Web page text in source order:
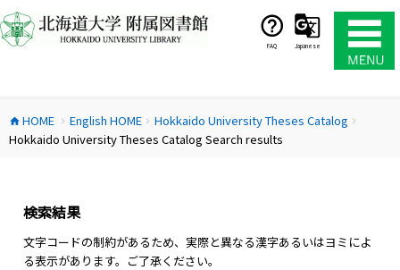
ン
テ
ス
キ
FAQ Japanese
home HOME chevron_right English HOMEchevron_right Hokkaido University Theses Catalog chevron_right
Hokkaido University Theses Catalog Search results
検索結果
文字コードの制約があるため、実際と異なる漢字あるいはヨミによ
る表示があります。ご了承ください。